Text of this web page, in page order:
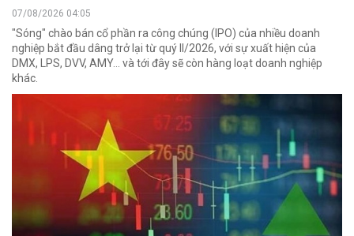
07/08/2026 04:05
"Sóng" chào bán cổ phần ra công chúng (IPO) của nhiều doanh
nghiệp bắt đầu dâng trở lại từ quý II/2026, với sự xuất hiện của
DMX, LPS, DVV, AMY... và tới đây sẽ còn hàng loạt doanh nghiệp
khác.